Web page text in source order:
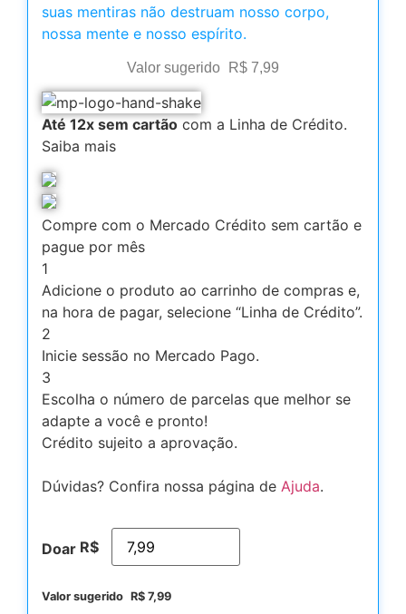
suas mentiras não destruam nosso corpo,
nossa mente e nosso espírito.
Valor sugerido R$ 7,99
Até 12x sem cartão com a Linha de Crédito.
Saiba mais
Compre com o Mercado Crédito sem cartão e
pague por mês
1
Adicione o produto ao carrinho de compras e,
na hora de pagar, selecione “Linha de Crédito”.
2
Inicie sessão no Mercado Pago.
3
Escolha o número de parcelas que melhor se
adapte a você e pronto!
Crédito sujeito a aprovação.
Dúvidas? Confira nossa página de Ajuda.
Doar R$
Valor sugerido R$ 7,99